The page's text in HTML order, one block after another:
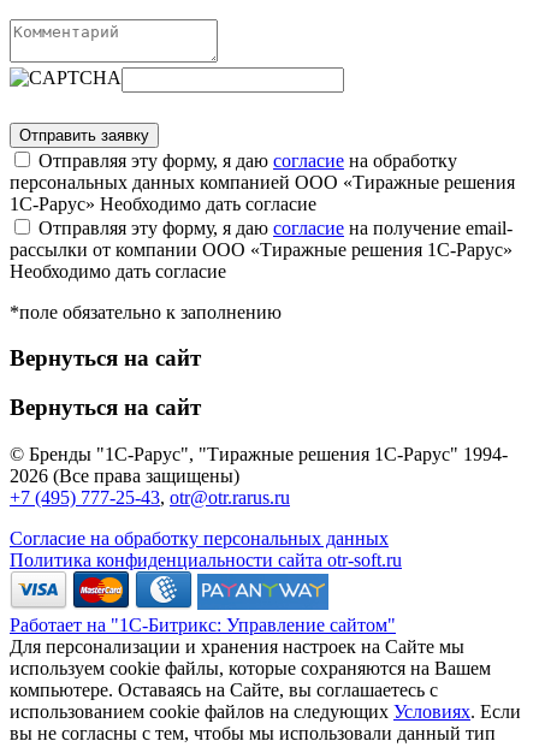
Отправляя эту форму, я даю согласие на обработку
персональных данных компанией ООО «Тиражные решения
1С-Рарус» Необходимо дать согласие
Отправляя эту форму, я даю согласие на получение email-
рассылки от компании ООО «Тиражные решения 1С-Рарус»
Необходимо дать согласие
*поле обязательно к заполнению
Вернуться на сайт
Вернуться на сайт
© Бренды "1С-Рарус", "Тиражные решения 1С-Рарус" 1994-
2026 (Все права защищены)
+7 (495) 777-25-43, otr@otr.rarus.ru
Согласие на обработку персональных данных
Политика конфиденциальности сайта otr-soft.ru
Работает на "1С-Битрикс: Управление сайтом"
Для персонализации и хранения настроек на Сайте мы
используем cookie файлы, которые сохраняются на Вашем
компьютере. Оставаясь на Сайте, вы соглашаетесь с
использованием cookie файлов на следующих Условиях. Если
вы не согласны с тем, чтобы мы использовали данный тип